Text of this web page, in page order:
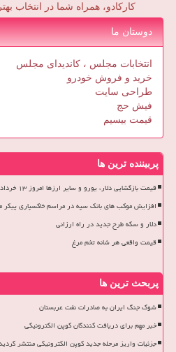
کارکادو، همراه شما در انتخاب
دوستان ما
انتخابات مجلس ، کاندیدای مجلس
خرید و فروش خودرو
طراحی سایت
فیش حج
قیمت بیسیم
پربیننده ترین ها
قیمت بازگشایی دلار، یورو و سایر ارزها امروز ۱۳ خرداد ۱۴۰۵ بهمراه جدول
افزایش موکب های بانک سپه در مراسم خاکسپاری پیکر مطهر
دلار و سکه طرح جدید در راه ارزانی
قیمت واقعی هر شانه تخم مرغ
پربحث ترین ها
شوک جنگ ایران به صادرات نفت عربستان
خبر مهم برای دریافت کنندگان کوپن الکترونیکی
جزئیات واریز مرحله جدید کوپن الکترونیکی منتشر